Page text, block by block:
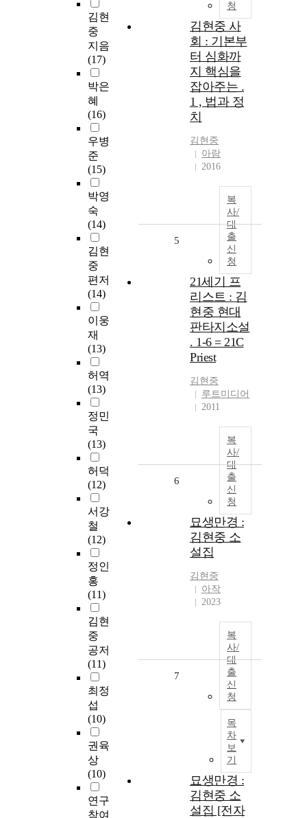
김현
중
지음
(17)
박은
혜
(16)
우병
준
(15)
박영
숙
(14)
김현
중
편저
(14)
이웅
재
(13)
허역
(13)
정민
국
(13)
허덕
(12)
서강
철
(12)
정인
홍
(11)
김현
중
공저
(11)
최정
섭
(10)
권육
상
(10)
연구
참여
청
김현중 사
회 : 기본부
터 심화까
지 핵심을
잡아주는 .
1 , 법과 정
치
김현중
아람
2016
복
사/
대
출
신
청
5
21세기 프
리스트 : 김
현중 현대
판타지소설
. 1-6 = 21C
Priest
김현중
루트미디어
2011
복
사/
대
출
신
청
6
묘생만경 :
김현중 소
설집
김현중
아작
2023
복
사/
대
출
신
청
목
차
보
기
7
묘생만경 :
김현중 소
설집 [전자